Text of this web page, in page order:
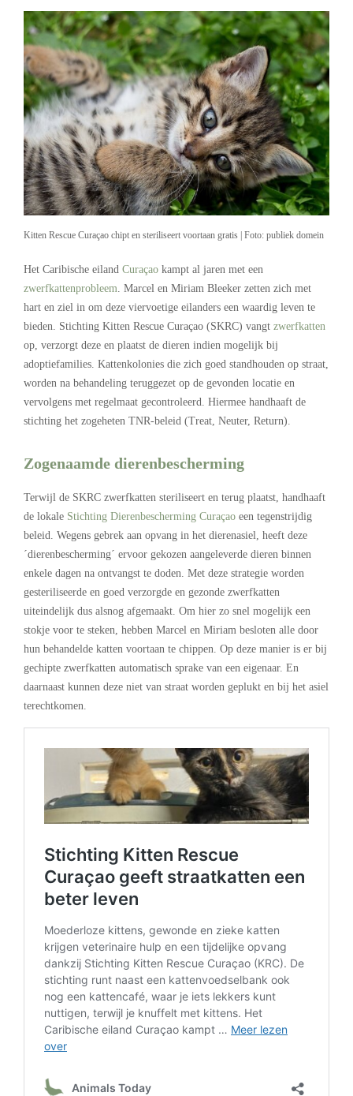
Kitten Rescue Curaçao chipt en steriliseert voortaan gratis | Foto: publiek domein
Het Caribische eiland Curaçao kampt al jaren met een
zwerfkattenprobleem. Marcel en Miriam Bleeker zetten zich met
hart en ziel in om deze viervoetige eilanders een waardig leven te
bieden. Stichting Kitten Rescue Curaçao (SKRC) vangt zwerfkatten
op, verzorgt deze en plaatst de dieren indien mogelijk bij
adoptiefamilies. Kattenkolonies die zich goed standhouden op straat,
worden na behandeling teruggezet op de gevonden locatie en
vervolgens met regelmaat gecontroleerd. Hiermee handhaaft de
stichting het zogeheten TNR-beleid (Treat, Neuter, Return).
Zogenaamde dierenbescherming
Terwijl de SKRC zwerfkatten steriliseert en terug plaatst, handhaaft
de lokale Stichting Dierenbescherming Curaçao een tegenstrijdig
beleid. Wegens gebrek aan opvang in het dierenasiel, heeft deze
´dierenbescherming´ ervoor gekozen aangeleverde dieren binnen
enkele dagen na ontvangst te doden. Met deze strategie worden
gesteriliseerde en goed verzorgde en gezonde zwerfkatten
uiteindelijk dus alsnog afgemaakt. Om hier zo snel mogelijk een
stokje voor te steken, hebben Marcel en Miriam besloten alle door
hun behandelde katten voortaan te chippen. Op deze manier is er bij
gechipte zwerfkatten automatisch sprake van een eigenaar. En
daarnaast kunnen deze niet van straat worden geplukt en bij het asiel
terechtkomen.